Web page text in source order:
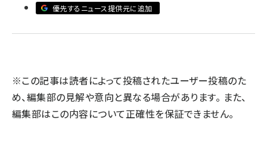
meo (1281)
優先するニュース提供元に追加
※この記事は読者によって投稿されたユーザー投稿のた
め、編集部の見解や意向と異なる場合があります。 また、
編集部はこの内容について正確性を保証できません。